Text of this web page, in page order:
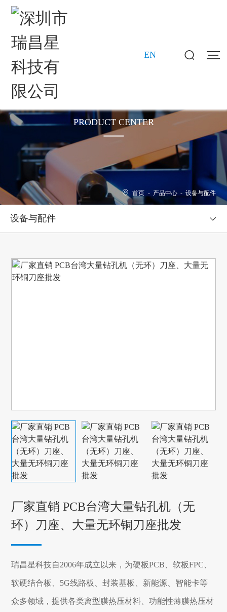
EN
PRODUCT CENTER
首页 - 产品中心 - 设备与配件
设备与配件
厂家直销 PCB台湾大量钻孔机（无
环）刀座、大量无环铜刀座批发
瑞昌星科技自2006年成立以来，为硬板PCB、软板FPC、
软硬结合板、5G线路板、封装基板、新能源、智能卡等
众多领域，提供各类离型膜热压材料、功能性薄膜热压材